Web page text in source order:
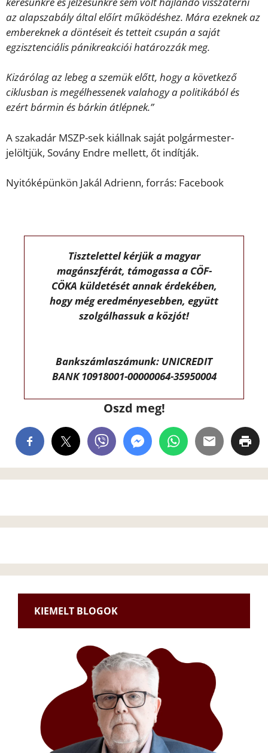
az alapszabály által előírt működéshez. Mára ezeknek az
embereknek a döntéseit és tetteit csupán a saját
egzisztenciális pánikreakciói határozzák meg.
Kizárólag az lebeg a szemük előtt, hogy a következő
ciklusban is megélhessenek valahogy a politikából és
ezért bármin és bárkin átlépnek.”
A szakadár MSZP-sek kiállnak saját polgármester-
jelöltjük, Sovány Endre mellett, őt indítják.
Nyitóképünkön Jakál Adrienn, forrás: Facebook
Tisztelettel kérjük a magyar
magánszférát, támogassa a CÖF-
CÖKA küldetését annak érdekében,
hogy még eredményesebben, együtt
szolgálhassuk a közjót!
Bankszámlaszámunk: UNICREDIT
BANK 10918001-00000064-35950004
Oszd meg!
KIEMELT BLOGOK